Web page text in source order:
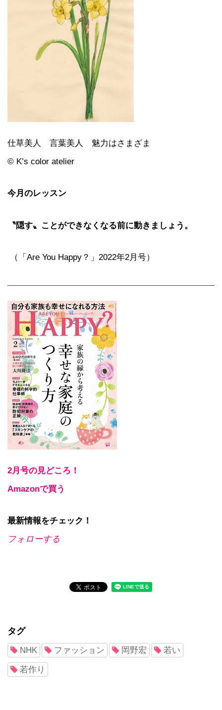
仕草美人 言葉美人 魅力はさまざま
© K’s color atelier
今月のレッスン
〝隠す〟ことができなくなる前に動きましょう。
（「Are You Happy？」2022年2月号）
2月号の見どころ！
Amazonで買う
最新情報をチェック！
フォローする
タグ
NHK ファッション 岡野宏 若い
若作り